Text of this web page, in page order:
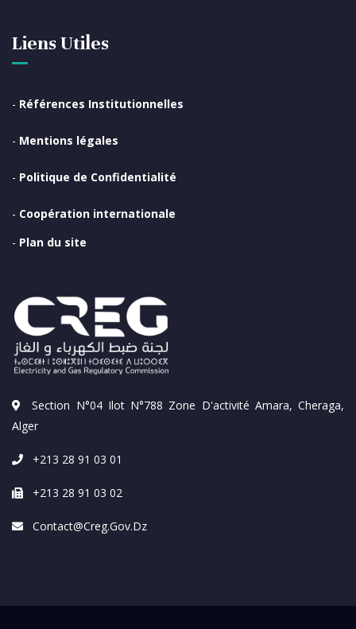
Section N°04 Ilot N°788 Zone D'activité Amara, Cheraga,
Alger
+213 28 91 03 01
+213 28 91 03 02
Contact@creg.gov.dz
Liens Utiles
- Références Institutionnelles
- Mentions légales
- Politique de Confidentialité
- Coopération internationale
- Plan du site